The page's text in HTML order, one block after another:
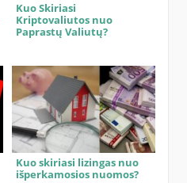
Kuo Skiriasi
Kriptovaliutos nuo
Paprastų Valiutų?
Kuo skiriasi lizingas nuo
išperkamosios nuomos?